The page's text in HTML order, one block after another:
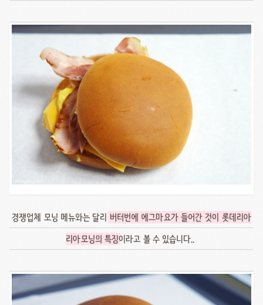
경쟁업체 모닝 메뉴와는 달리 버터번에 에그마요가 들어간 것이 롯데리아
리아모닝의 특징이라고 볼 수 있습니다..